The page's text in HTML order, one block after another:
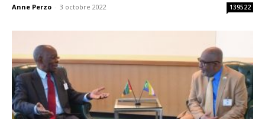
Anne Perzo - 3 octobre 2022 139522